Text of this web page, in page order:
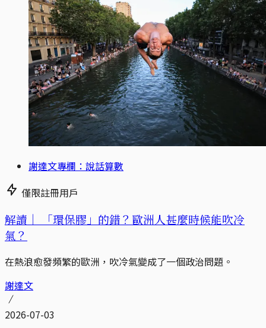
謝達文專欄：說話算數
僅限註冊用戶
解讀｜
「環保膠」的錯？歐洲人甚麼時候能吹冷
氣？
在熱浪愈發頻繁的歐洲，吹冷氣變成了一個政治問題。
謝達文
2026-07-03